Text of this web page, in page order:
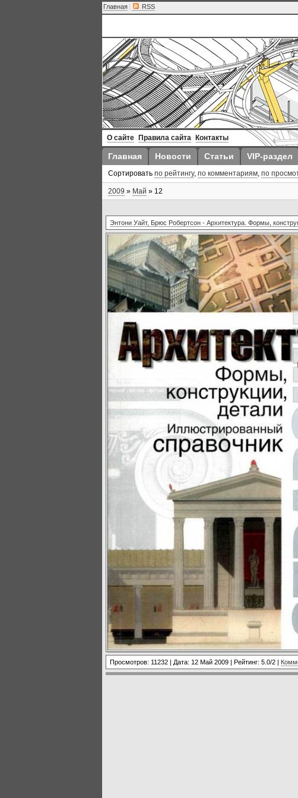
Главная | RSS
О сайте Правила сайта Контакты
Главная Новости Статьи VIP-раздел
Сортировать по рейтингу, по комментариям, по
2009 » Май » 12
Энтони Уайт, Брюс Робертсон - Архитектура. Формы,
Просмотров: 11232 | Дата: 12 Май 2009 | Рейтинг: 5.0/2 |